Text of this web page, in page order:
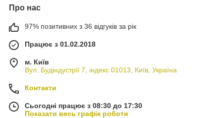
Про нас
97% позитивних з 36 відгуків за рік
Працює з 01.02.2018
м. Київ
Вул. Будіндустрії 7, індекс 01013, Київ, Україна
Контакти
Сьогодні працює з 08:30 до 17:30
Показати весь графік роботи